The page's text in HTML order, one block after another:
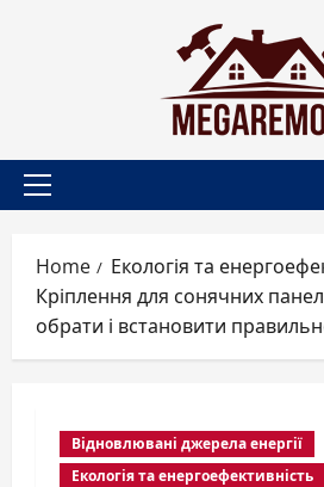
Primary
Home
Екологія та
Кріплення для сонячних
обрати і встановити
Відновлювані джерела енергії
Екологія та енергоефективність